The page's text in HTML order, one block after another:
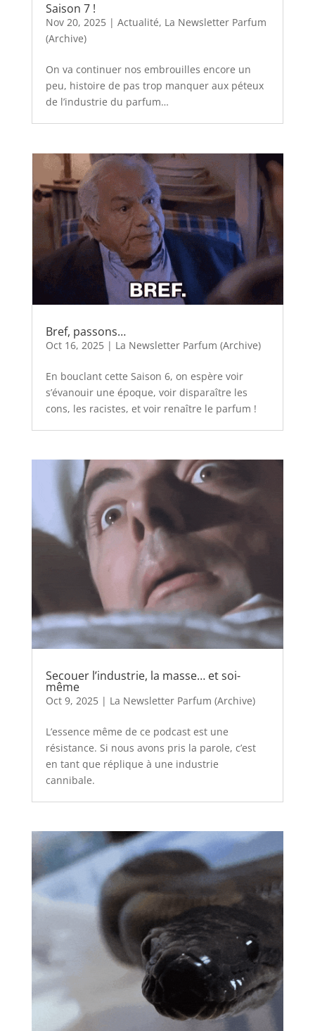
Saison 7 !
Nov 20, 2025| Actualité, La Newsletter Parfum
(Archive)
On va continuer nos embrouilles encore un
peu, histoire de pas trop manquer aux péteux
de l’industrie du parfum…
Bref, passons…
Oct 16, 2025| La Newsletter Parfum (Archive)
En bouclant cette Saison 6, on espère voir
s’évanouir une époque, voir disparaître les
cons, les racistes, et voir renaître le parfum !
Secouer l’industrie, la masse… et soi-
même
Oct 9, 2025| La Newsletter Parfum (Archive)
L’essence même de ce podcast est une
résistance. Si nous avons pris la parole, c’est
en tant que réplique à une industrie
cannibale.